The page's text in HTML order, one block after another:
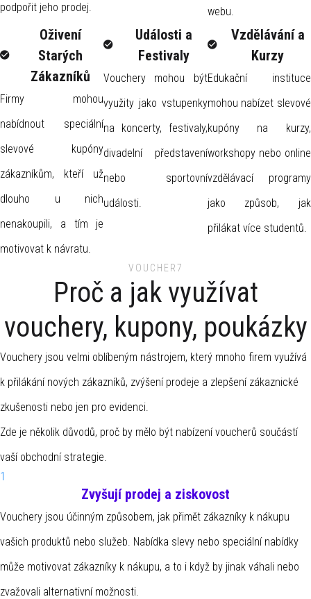
podpořit jeho prodej.
webu.
Oživení
Starých
Zákazníků
Firmy mohou
nabídnout speciální
slevové kupóny
zákazníkům, kteří už
dlouho u nich
nenakoupili, a tím je
motivovat k návratu.
Události a
Festivaly
Vouchery mohou být
využity jako vstupenky
na koncerty, festivaly,
divadelní představení
nebo sportovní
události.
Vzdělávání a
Kurzy
Edukační instituce
mohou nabízet slevové
kupóny na kurzy,
workshopy nebo online
vzdělávací programy
jako způsob, jak
přilákat více studentů.
VOUCHER7
Proč a jak využívat
vouchery, kupony, poukázky
Vouchery jsou velmi oblíbeným nástrojem, který mnoho firem využívá
k přilákání nových zákazníků, zvýšení prodeje a zlepšení zákaznické
zkušenosti nebo jen pro evidenci.
Zde je několik důvodů, proč by mělo být nabízení voucherů součástí
vaší obchodní strategie.
1
Zvyšují prodej a ziskovost
Vouchery jsou účinným způsobem, jak přimět zákazníky k nákupu
vašich produktů nebo služeb. Nabídka slevy nebo speciální nabídky
může motivovat zákazníky k nákupu, a to i když by jinak váhali nebo
zvažovali alternativní možnosti.